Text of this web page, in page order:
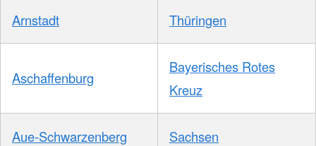
Arnstadt Thüringen
Aschaffenburg
Bayerisches Rotes
Kreuz
Aue-Schwarzenberg Sachsen